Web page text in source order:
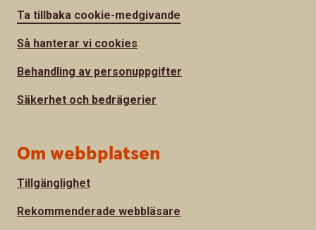
Ta tillbaka cookie-medgivande
Så hanterar vi cookies
Behandling av personuppgifter
Säkerhet och bedrägerier
Om webbplatsen
Tillgänglighet
Rekommenderade webbläsare